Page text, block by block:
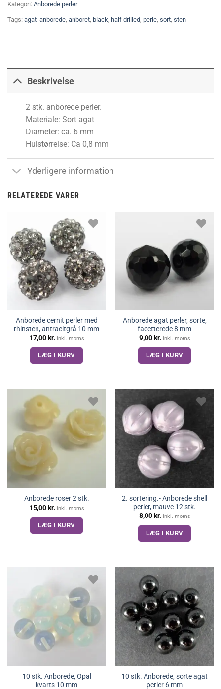
Kategori: Anborede perler
Tags: agat, anborede, anboret, black, half drilled, perle, sort, sten
Beskrivelse
2 stk. anborede perler.
Materiale: Sort agat
Diameter: ca. 6 mm
Hulstørrelse: Ca 0,8 mm
Yderligere information
RELATEREDE VARER
Anborede cernit perler med
rhinsten, antracitgrå 10 mm
17,00 kr. inkl. moms
LÆG I KURV
Anborede agat perler, sorte,
facetterede 8 mm
9,00 kr. inkl. moms
LÆG I KURV
Anborede roser 2 stk.
15,00 kr. inkl. moms
LÆG I KURV
2. sortering.- Anborede shell
perler, mauve 12 stk.
8,00 kr. inkl. moms
LÆG I KURV
10 stk. Anborede, Opal
kvarts 10 mm
10 stk. Anborede, sorte agat
perler 6 mm